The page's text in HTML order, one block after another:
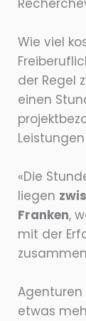
Wie viel
der Regel
einen
«Die
liegen
Franken,
mit der
etwas